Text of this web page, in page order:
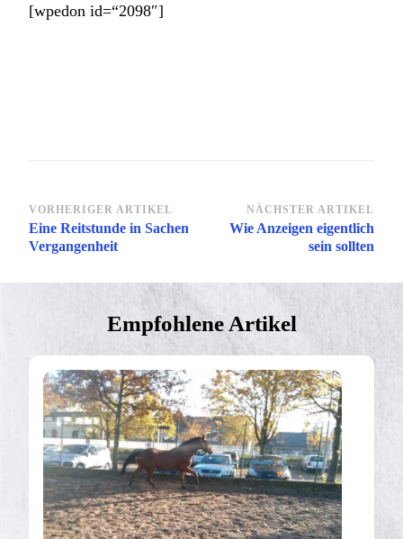
[wpedon id=“2098″]
Beitragsnavigation
VORHERIGER ARTIKEL
Eine Reitstunde in Sachen
Vergangenheit
NÄCHSTER ARTIKEL
Wie Anzeigen eigentlich
sein sollten
Empfohlene Artikel